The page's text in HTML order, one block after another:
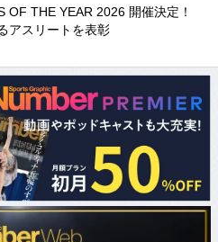
OF THE YEAR 2026 開催決定！
アスリートを表彰